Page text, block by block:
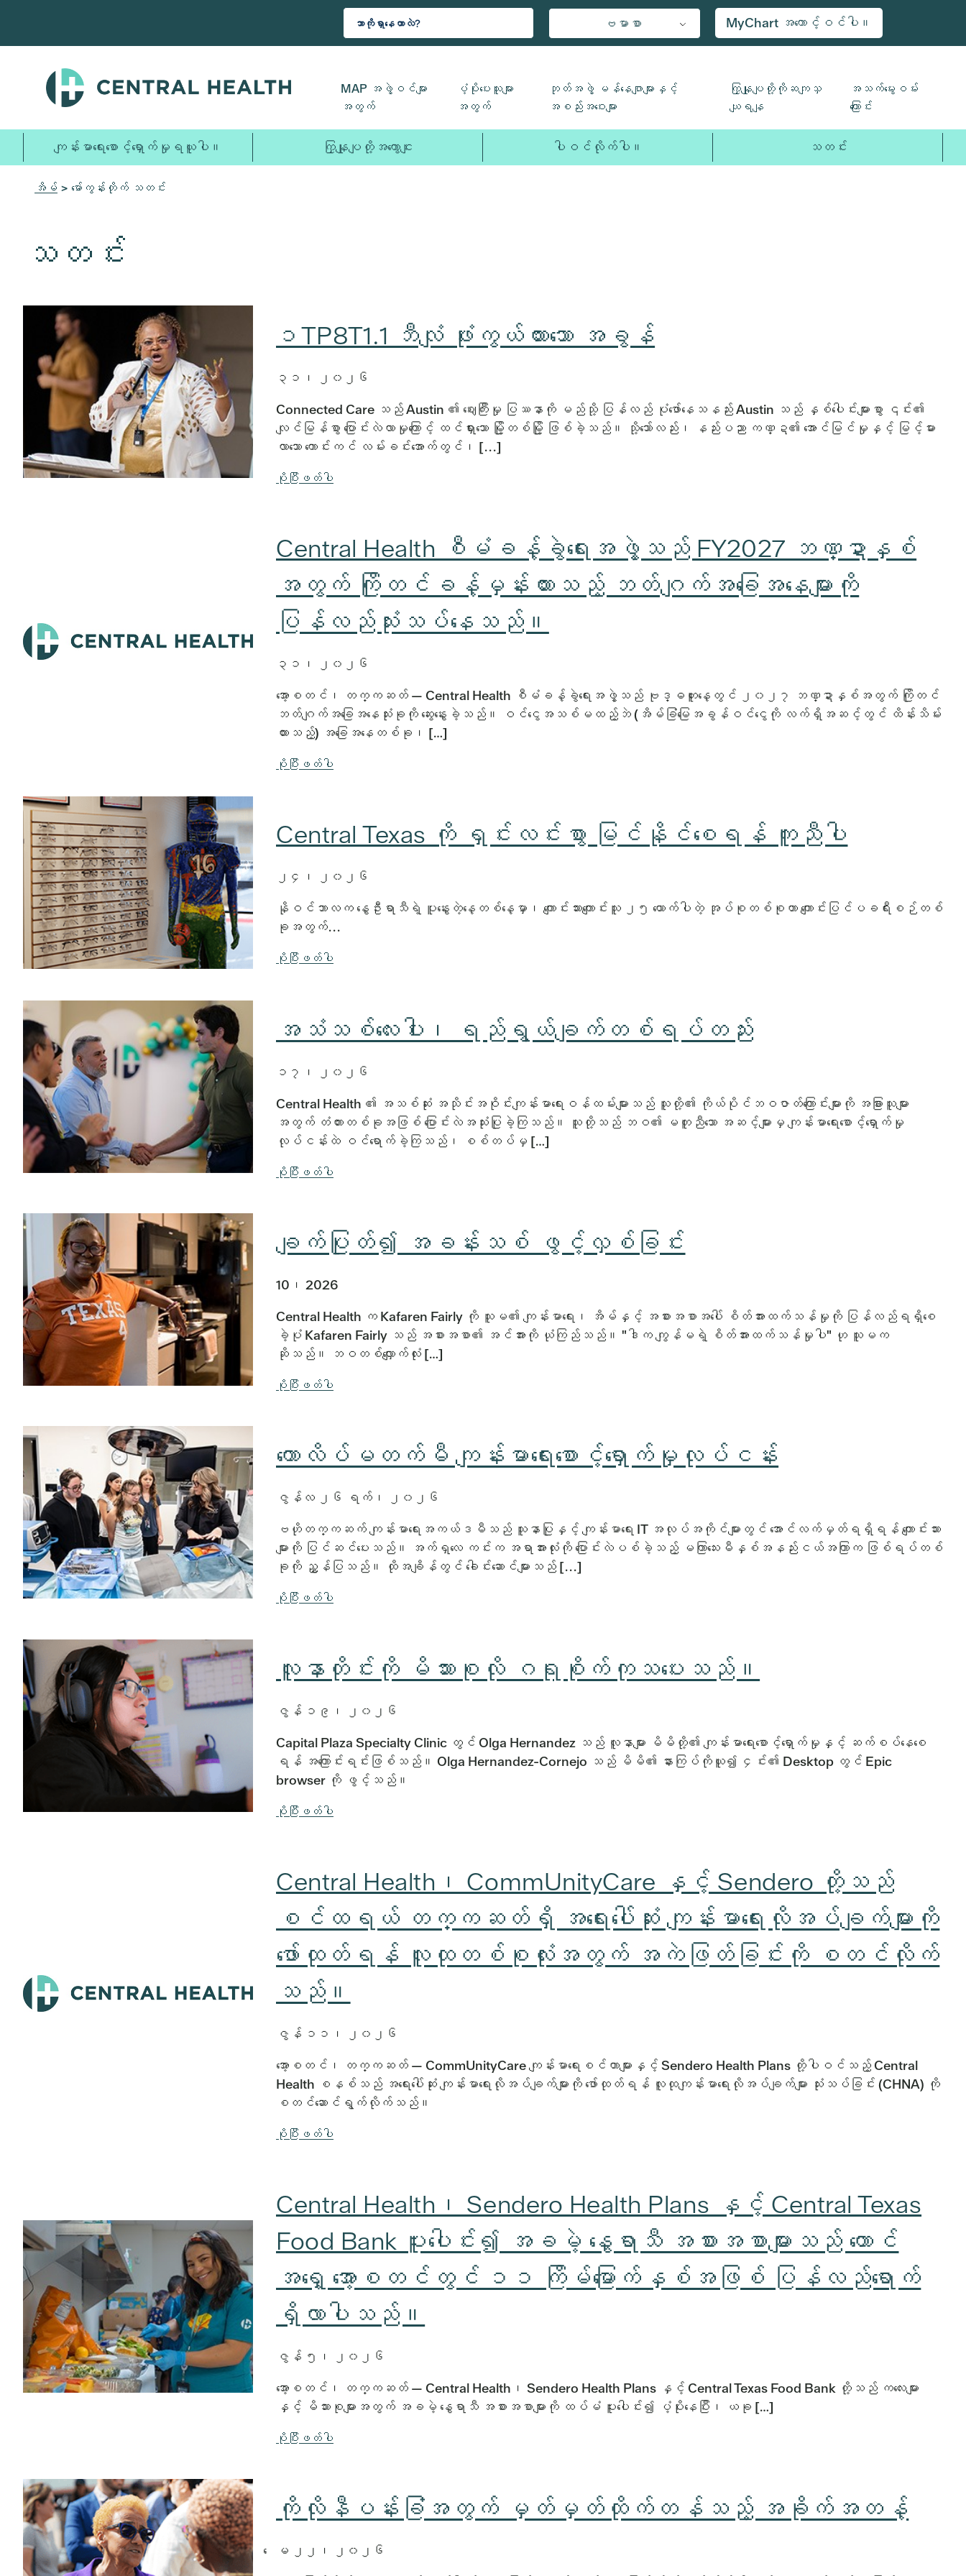
သို့
ပါ။
ဗမာစာ MyChart အကောင့်ဝင်ပါ။
MAP အဖွဲ့ဝင်များ
အတွက်
ပံ့ပိုးပေးသူများ
အတွက်
ဘုတ်အဖွဲ့ မန်နေဂျာများနှင့်
အစည်းအဝေးများ
ကြှနျုပျတို့ကိုဆကျသှ
ယျရနျ
အသက်မွေးဝမ်း
ကြောင်း
ကျန်းမာရေးစောင့်ရှောက်မှုရယူပါ။ ကြှနျုပျတို့အကွောငျး ပါဝင်လိုက်ပါ။ သတင်း
အိမ် > မော်ကွန်းတိုက် သတင်း
သတင်း
၁TP8T1.1 ဘီလျံ ဖုံးကွယ်ထားသော အခွန်
၃၁၊ ၂၀၂၆
Connected Care သည် Austin ၏ ဈေးကြီးမှု ပြဿနာကို မည်သို့ ပြန်လည် ပုံဖော်နေသနည်း Austin သည် နှစ်ပေါင်းများစွာ ၎င်း၏
လျင်မြန်စွာ ပြောင်းလဲလာမှုကြောင့် ထင်ရှားသော မြို့တစ်မြို့ ဖြစ်ခဲ့သည်။ သို့သော်လည်း၊ နည်းပညာ ကဏ္ဍ၏ အောင်မြင်မှုနှင့် မြင့်မား
လာသော ကောင်းကင် လမ်းခင်းအောက်တွင်၊ [...]
ပိုပြီးဖတ်ပါ
Central Health စီမံခန့်ခွဲရေးအဖွဲ့သည် FY2027 ဘဏ္ဍာနှစ်
အတွက် ကြိုတင်ခန့်မှန်းထားသည့် ဘတ်ဂျက်အခြေအနေများကို
ပြန်လည်သုံးသပ်နေသည်။
၃၁၊ ၂၀၂၆
အော့စတင်၊ တက္ကဆတ် — Central Health စီမံခန့်ခွဲရေးအဖွဲ့သည် ဗုဒ္ဓဟူးနေ့တွင် ၂၀၂၇ ဘဏ္ဍာနှစ်အတွက် ကြိုတင်
ဘတ်ဂျက်အခြေအနေသုံးခုကို ဆွေးနွေးခဲ့သည်။ ဝင်ငွေအသစ်မထည့်ဘဲ (အိမ်ခြံမြေအခွန်ဝင်ငွေကို လက်ရှိအဆင့်တွင် ထိန်းသိမ်း
ထားသည့်) အခြေအနေတစ်ခု၊ […]
ပိုပြီးဖတ်ပါ
Central Texas ကို ရှင်းလင်းစွာ မြင်နိုင်စေရန် ကူညီပါ
၂၄၊ ၂၀၂၆
နိုဝင်ဘာလက နွေဦးရာသီရဲ့ ပူနွေးတဲ့နေ့တစ်နေ့မှာ၊ ကျောင်းသားကျောင်းသူ ၂၅ ယောက်ပါတဲ့ အုပ်စုတစ်စုဟာ ကျောင်းပြင်ပခရီးစဉ်တစ်
ခုအတွက်...
ပိုပြီးဖတ်ပါ
အသံသစ်လေးပါး၊ ရည်ရွယ်ချက်တစ်ရပ်တည်း
၁၇၊ ၂၀၂၆
Central Health ၏ အသစ်ဆုံး အသိုင်းအဝိုင်းကျန်းမာရေးဝန်ထမ်းများသည် သူတို့၏ ကိုယ်ပိုင်ဘဝဇာတ်ကြောင်းများကို အခြားသူများ
အတွက် တံတားတစ်ခုအဖြစ် ပြောင်းလဲအသုံးပြုခဲ့ကြသည်။ သူတို့သည် ဘဝ၏ မတူညီသော အဆင့်များမှ ကျန်းမာရေးစောင့်ရှောက်မှု
လုပ်ငန်းထဲ ဝင်ရောက်ခဲ့ကြသည်၊ စစ်တပ်မှ […]
ပိုပြီးဖတ်ပါ
ချက်ပြုတ်၍ အခန်းသစ် ဖွင့်လှစ်ခြင်း
10၊ 2026
Central Health က Kafaren Fairly ကို သူမ၏ ကျန်းမာရေး၊ အိမ်နှင့် အစားအစာအပေါ် စိတ်အားထက်သန်မှုကို ပြန်လည်ရရှိစေ
ခဲ့ပုံ Kafaren Fairly သည် အစားအစာ၏ အင်အားကို ယုံကြည်သည်။ "ဒါက ကျွန်မရဲ့ စိတ်အားထက်သန်မှုပါ" ဟု သူမက
ဆိုသည်။ ဘဝတစ်လျှောက်လုံး […]
ပိုပြီးဖတ်ပါ
ကောလိပ်မတက်မီ ကျန်းမာရေးစောင့်ရှောက်မှုလုပ်ငန်း
ဇွန်လ ၂၆ ရက်၊ ၂၀၂၆
ဗဟိုတက္ကဆက် ကျန်းမာရေးအကယ်ဒမီသည် သူနာပြုနှင့် ကျန်းမာရေး IT အလုပ်အကိုင်များတွင် အောင်လက်မှတ်ရရှိရန် ကျောင်းသား
များကို ပြင်ဆင်ပေးသည်။ အက်ရှလေ ကင်းက အရာအားလုံးကို ပြောင်းလဲပစ်ခဲ့သည့် မကြာသေးမီနှစ်အနည်းငယ်အကြာက ဖြစ်ရပ်တစ်
ခုကို ညွှန်ပြသည်။ ထိုအချိန်တွင် ခေါင်းဆောင်များသည် [...]
ပိုပြီးဖတ်ပါ
လူနာတိုင်းကို မိသားစုလို ဂရုစိုက်ကုသပေးသည်။
ဇွန် ၁၉၊ ၂၀၂၆
Capital Plaza Specialty Clinic တွင် Olga Hernandez သည် လူနာများ မိမိတို့၏ ကျန်းမာရေးစောင့်ရှောက်မှုနှင့် ဆက်စပ်နေစေ
ရန် အကြောင်းရင်းဖြစ်သည်။ Olga Hernandez-Cornejo သည် မိမိ၏ နားကြပ်ကိုယူ၍ ၄င်း၏ Desktop တွင် Epic
browser ကို ဖွင့်သည်။
ပိုပြီးဖတ်ပါ
Central Health၊ CommUnityCare နှင့် Sendero တို့သည်
စင်ထရယ် တက္ကဆတ်ရှိ အရေးပေါ်ဆုံး ကျန်းမာရေးလိုအပ်ချက်များကို
ဖော်ထုတ်ရန် လူထုတစ်စုလုံးအတွက် အကဲဖြတ်ခြင်းကို စတင်လိုက်
သည်။
ဇွန် ၁၁၊ ၂၀၂၆
အော့စတင်၊ တက္ကဆတ် — CommUnityCare ကျန်းမာရေးစင်တာများနှင့် Sendero Health Plans တို့ပါဝင်သည့် Central
Health စနစ်သည် အရေးပေါ်ဆုံး ကျန်းမာရေးလိုအပ်ချက်များကို ဖော်ထုတ်ရန် လူထုကျန်းမာရေးလိုအပ်ချက်များ သုံးသပ်ခြင်း (CHNA) ကို
စတင်ဆောင်ရွက်လိုက်သည်။
ပိုပြီးဖတ်ပါ
Central Health၊ Sendero Health Plans နှင့် Central Texas
Food Bank ပူးပေါင်း၍ အခမဲ့ နွေရာသီ အစားအစာများသည် တောင်
အရှေ့ အော့စတင်တွင် ၁၁ ကြိမ်မြောက်နှစ်အဖြစ် ပြန်လည်ရောက်
ရှိလာပါသည်။
ဇွန် ၅၊ ၂၀၂၆
အော့စတင်၊ တက္ကဆတ် — Central Health၊ Sendero Health Plans နှင့် Central Texas Food Bank တို့သည် ကလေးများ
နှင့် မိသားစုများအတွက် အခမဲ့ နွေရာသီ အစားအစာများကို ထပ်မံ ပူးပေါင်း၍ ပံ့ပိုးနေပြီး၊ ယခု […]
ပိုပြီးဖတ်ပါ
ကိုလိုနီပန်းခြံအတွက် မှတ်မှတ်ထိုက်တန်သည့် အခိုက်အတန့်
ေမ ၂၂၊​ ၂၀၂၆